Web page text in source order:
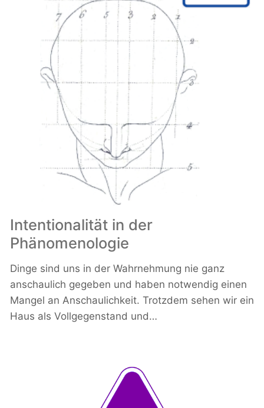
Intentionalität in der
Phänomenologie
Dinge sind uns in der Wahrnehmung nie ganz
anschaulich gegeben und haben notwendig einen
Mangel an Anschaulichkeit. Trotzdem sehen wir ein
Haus als Vollgegenstand und…